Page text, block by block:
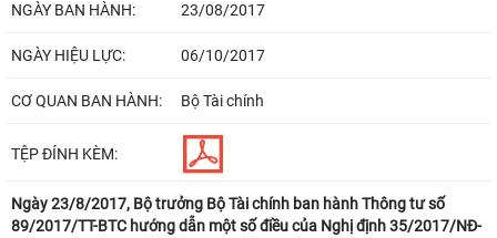
NGÀY BAN HÀNH: 23/08/2017
NGÀY HIỆU LỰC: 06/10/2017
CƠ QUAN BAN HÀNH: Bộ Tài chính
TỆP ĐÍNH KÈM:
Ngày 23/8/2017, Bộ trưởng Bộ Tài chính ban hành Thông tư số
89/2017/TT-BTC hướng dẫn một số điều của Nghị định 35/2017/NĐ-